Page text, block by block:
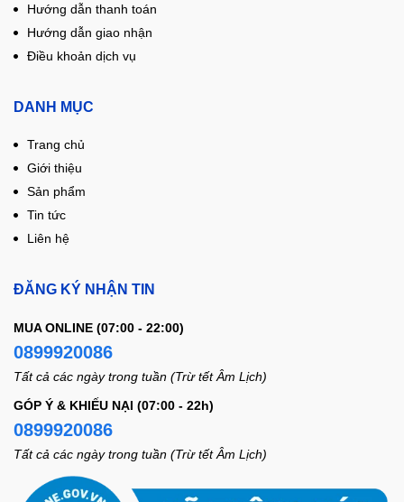
Hướng dẫn thanh toán
Hướng dẫn giao nhận
Điều khoản dịch vụ
DANH MỤC
Trang chủ
Giới thiệu
Sản phẩm
Tin tức
Liên hệ
ĐĂNG KÝ NHẬN TIN
MUA ONLINE (07:00 - 22:00)
0899920086
Tất cả các ngày trong tuần (Trừ tết Âm Lịch)
GÓP Ý & KHIẾU NẠI (07:00 - 22h)
0899920086
Tất cả các ngày trong tuần (Trừ tết Âm Lịch)